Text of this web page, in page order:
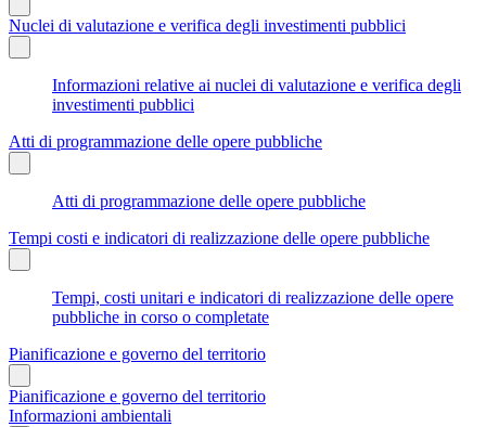
Nuclei di valutazione e verifica degli investimenti pubblici
Informazioni relative ai nuclei di valutazione e verifica degli
investimenti pubblici
Atti di programmazione delle opere pubbliche
Atti di programmazione delle opere pubbliche
Tempi costi e indicatori di realizzazione delle opere pubbliche
Tempi, costi unitari e indicatori di realizzazione delle opere
pubbliche in corso o completate
Pianificazione e governo del territorio
Pianificazione e governo del territorio
Informazioni ambientali